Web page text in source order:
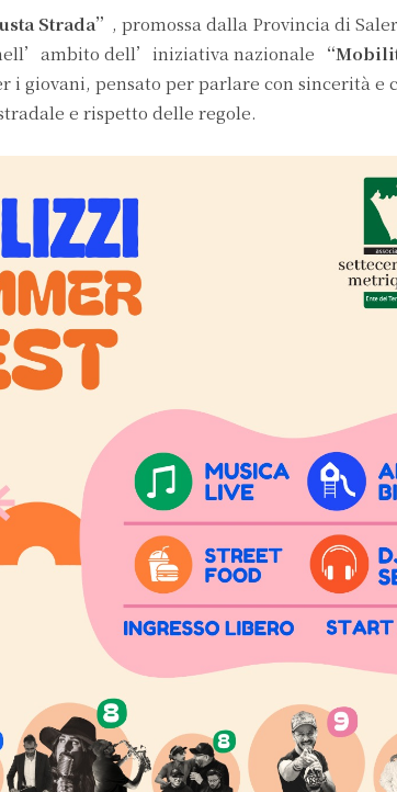
Strada” , promossa dalla Provincia di
dell’iniziativa nazionale
i giovani, pensato per parlare con sincerità e
e rispetto delle regole.